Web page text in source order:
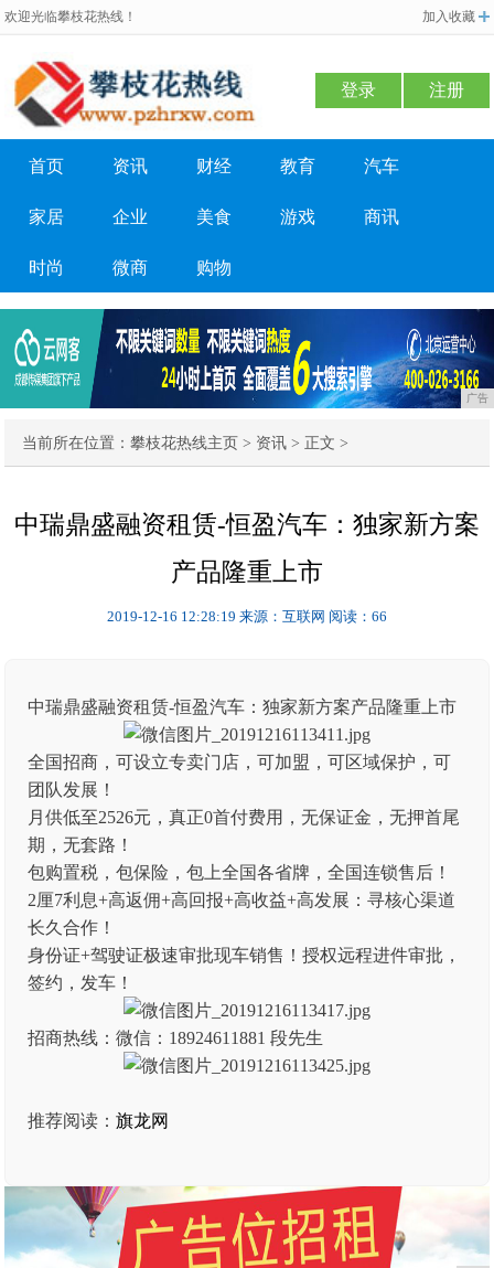
欢迎光临攀枝花热线！ 加入收藏
登录 注册
首页 资讯 财经 教育 汽车
家居 企业 美食 游戏 商讯
时尚 微商 购物
广告
当前所在位置：攀枝花热线主页 > 资讯 > 正文 >
中瑞鼎盛融资租赁-恒盈汽车：独家新方案
产品隆重上市
2019-12-16 12:28:19 来源：互联网 阅读：66
中瑞鼎盛融资租赁-恒盈汽车：独家新方案产品隆重上市
全国招商，可设立专卖门店，可加盟，可区域保护，可
团队发展！
月供低至2526元，真正0首付费用，无保证金，无押首尾
期，无套路！
包购置税，包保险，包上全国各省牌，全国连锁售后！
2厘7利息+高返佣+高回报+高收益+高发展：寻核心渠道
长久合作！
身份证+驾驶证极速审批现车销售！授权远程进件审批，
签约，发车！
招商热线：微信：18924611881 段先生
推荐阅读：旗龙网